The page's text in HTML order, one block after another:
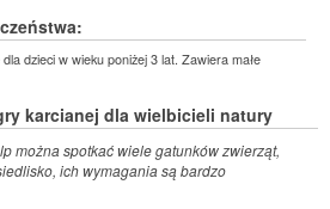
dzieci w wieku poniżej 3 lat. Zawiera małe
karcianej dla wielbicieli natury
można spotkać wiele gatunków zwierząt,
ich wymagania są bardzo